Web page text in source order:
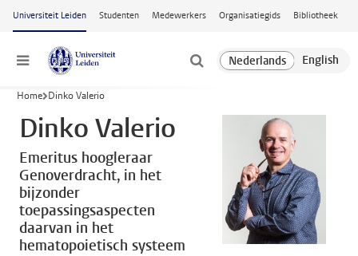
Ga naar hoofdinhoud
Universiteit Leiden Studenten Medewerkers Organisatiegids Bibliotheek
Menu
Home Dinko Valerio
Dinko Valerio
Emeritus hoogleraar
Genoverdracht, in het
bijzonder
toepassingsaspecten
daarvan in het
hematopoietisch systeem